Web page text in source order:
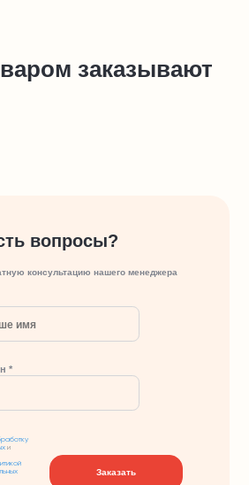
заказывают
вопросы?
консультацию нашего менеджера
*
и
Заказать